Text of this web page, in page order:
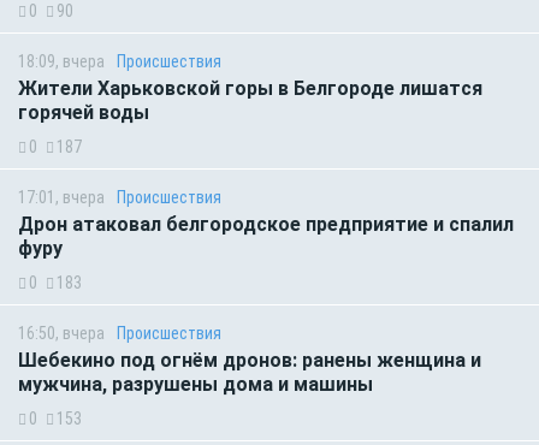
0 90
18:09, вчера Происшествия
Жители Харьковской горы в Белгороде лишатся
горячей воды
0 187
17:01, вчера Происшествия
Дрон атаковал белгородское предприятие и спалил
фуру
0 183
16:50, вчера Происшествия
Шебекино под огнём дронов: ранены женщина и
мужчина, разрушены дома и машины
0 153